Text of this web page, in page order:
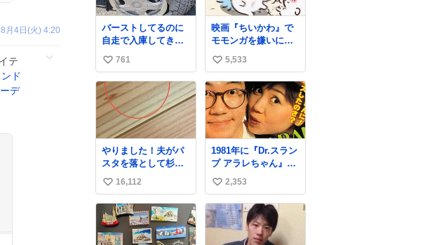
8月4日(火) 4:20
テ
ド
デ
い日常会話で発言さ
せてるご両親もだい
ぶ厳しいよ 双方弁
護士を雇わないか？
バーストしてるのに
自走で入庫してきた
お客さん バーストし
たならその場で動か
ないで助け呼んで下
さい😰 保険にロード
サービス付いてて金
銭負担も無いんです
から これで走ると、
壊さなくていい所ま
で壊しちゃいますか
ら 実際、外装ダメー
ジ、ABSセンサ断
線、ブレーキホース
も傷入っちゃってま
す…
い
い
ね
数
761
映画『ちいかわ』で
モモンガを嫌いにな
った人へ それでも
愛される理由と可能
性 kai-
you.net/article/9618
6 『映画ちいかわ 人
魚の島のひみつ』を3
回観て、原作も追っ
ている筆者が、モモ
ンガの名誉回復を試
みようとする記事で
す。ちいかわ初心者
向けです🖊
い
い
ね
数
5,533
やりました！夫がパ
スタを落として杉床
ぼこぼこしました！
よかったーーー！フ
ァーストぼこぼこ自
分じゃなくて！これ
で第二波いつでもい
けます！！！✌️いや
い
い
ね
数
16,112
1981年に『Dr.スラン
プ アラレちゃん』が
放映開始された直後
の鳥山明さんと、小
山茉美さんです。
い
い
ね
2,353